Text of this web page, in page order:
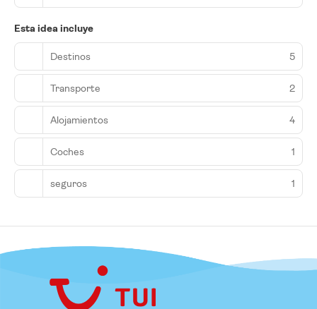
Esta idea incluye
Destinos 5
Transporte 2
Alojamientos 4
Coches 1
seguros 1